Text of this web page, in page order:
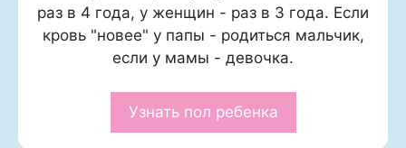
раз в 4 года, у женщин - раз в 3 года. Если
кровь "новее" у папы - родиться мальчик,
если у мамы - девочка.
Узнать пол ребенка